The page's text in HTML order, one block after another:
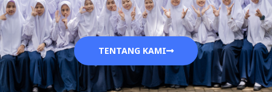
TENTANG KAMI